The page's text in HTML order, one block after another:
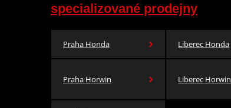
specializované prodejny
Praha Honda Liberec Honda
Praha Horwin Liberec Horwin